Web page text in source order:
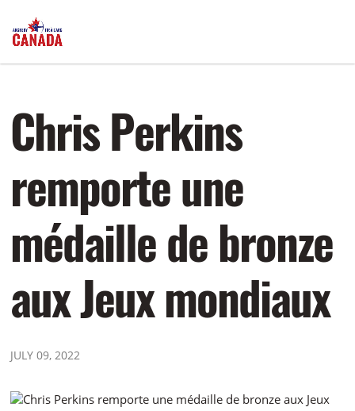
Chris Perkins
remporte une
médaille de bronze
aux Jeux mondiaux
JULY 09, 2022